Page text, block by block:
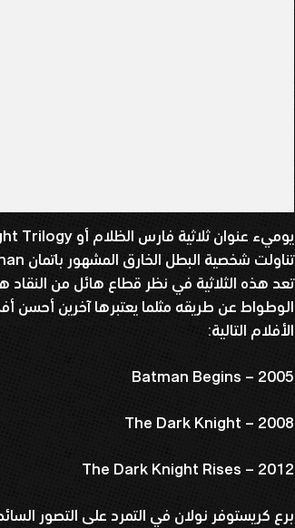
تعد هذه الثلاثية في نظر قطاع هائل من
الوطواط عن طريقه مثلما يعتبرها آخرين أحسن
الأفلام التالية:
Batman Begins – 2005
The Dark Knight – 2008
The Dark Knight Rises – 2012
برع كريستوفر نولان في التمرد على التصور